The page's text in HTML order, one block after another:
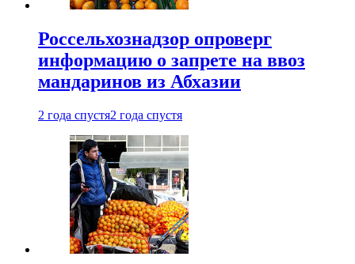
Россельхознадзор опроверг
информацию о запрете на ввоз
мандаринов из Абхазии
2 года спустя2 года спустя